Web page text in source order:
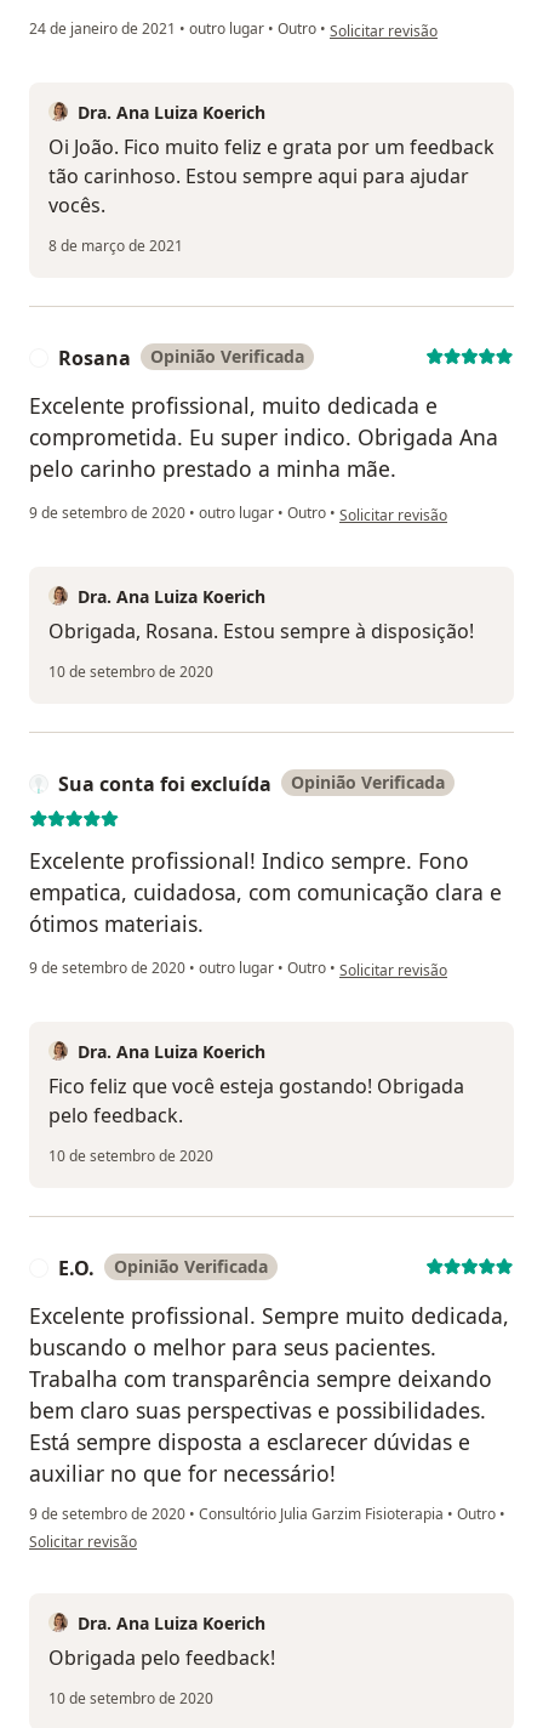
24 de janeiro de 2021 • outro lugar • Outro • na opinião do utilizador João
Solicitar revisão
Dra. Ana Luiza Koerich
Oi João. Fico muito feliz e grata por um feedback
tão carinhoso. Estou sempre aqui para ajudar
vocês.
8 de março de 2021
Rosana Opinião Verificada
Excelente profissional, muito dedicada e
comprometida. Eu super indico. Obrigada Ana
pelo carinho prestado a minha mãe.
9 de setembro de 2020 • outro lugar • Outro • na opinião do utilizador
Solicitar revisão
Dra. Ana Luiza Koerich
Obrigada, Rosana. Estou sempre à disposição!
10 de setembro de 2020
Sua conta foi excluída Opinião Verificada
Excelente profissional! Indico sempre. Fono
empatica, cuidadosa, com comunicação clara e
ótimos materiais.
9 de setembro de 2020 • outro lugar • Outro • na opinião do utilizador Sua
Solicitar revisão
Dra. Ana Luiza Koerich
Fico feliz que você esteja gostando! Obrigada
pelo feedback.
10 de setembro de 2020
E.O. Opinião Verificada
Excelente profissional. Sempre muito dedicada,
buscando o melhor para seus pacientes.
Trabalha com transparência sempre deixando
bem claro suas perspectivas e possibilidades.
Está sempre disposta a esclarecer dúvidas e
auxiliar no que for necessário!
9 de setembro de 2020 • Consultório Julia Garzim Fisioterapia • Outro •
na opinião do utilizador E.O.
Solicitar revisão
Dra. Ana Luiza Koerich
Obrigada pelo feedback!
10 de setembro de 2020